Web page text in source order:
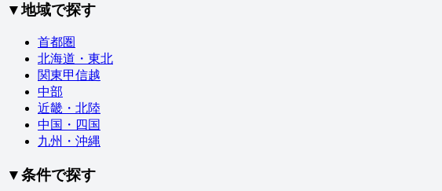
▼地域で探す
首都圏
北海道・東北
関東甲信越
中部
近畿・北陸
中国・四国
九州・沖縄
▼条件で探す